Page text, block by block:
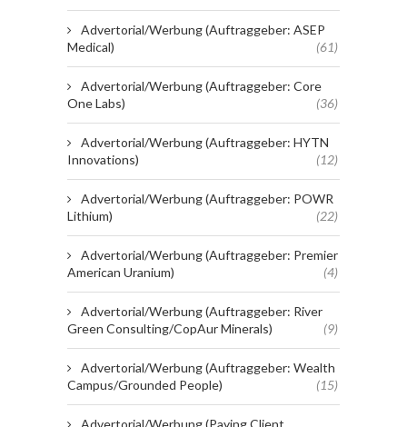
Advertorial/Werbung (Auftraggeber: ASEP
Medical)
(61)
Advertorial/Werbung (Auftraggeber: Core
One Labs)
(36)
Advertorial/Werbung (Auftraggeber: HYTN
Innovations)
(12)
Advertorial/Werbung (Auftraggeber: POWR
Lithium)
(22)
Advertorial/Werbung (Auftraggeber: Premier
American Uranium)
(4)
Advertorial/Werbung (Auftraggeber: River
Green Consulting/CopAur Minerals)
(9)
Advertorial/Werbung (Auftraggeber: Wealth
Campus/Grounded People)
(15)